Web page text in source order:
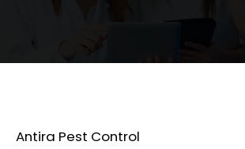
Antira Pest Control